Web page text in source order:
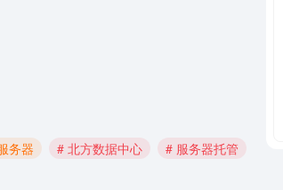
务器 # 北方数据中心
# 服务器托管